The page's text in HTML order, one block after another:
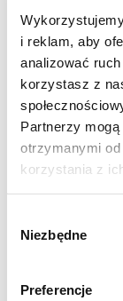
i reklam, aby
analizować
korzystasz z
Partnerzy
otrzymanymi
korzystania z ich
zgody
Niezbędne
Preferencje